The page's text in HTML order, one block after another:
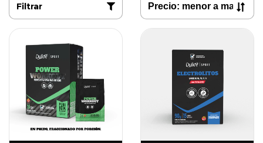
Filtrar